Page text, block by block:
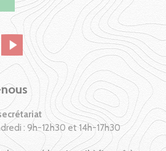
: 9h-12h30 et 14h-17h30